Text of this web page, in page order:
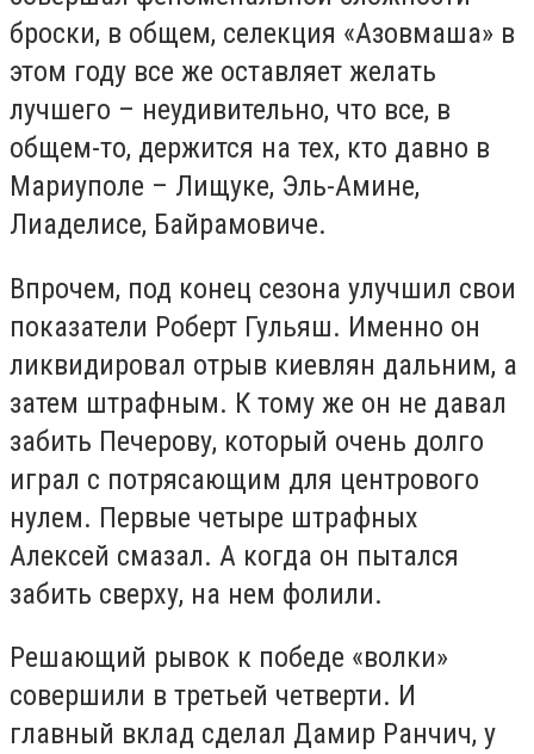
броски, в общем, селекция «Азовмаша» в
этом году все же оставляет желать
лучшего – неудивительно, что все, в
общем-то, держится на тех, кто давно в
Мариуполе – Лищуке, Эль-Амине,
Лиаделисе, Байрамовиче.
Впрочем, под конец сезона улучшил свои
показатели Роберт Гульяш. Именно он
ликвидировал отрыв киевлян дальним, а
затем штрафным. К тому же он не давал
забить Печерову, который очень долго
играл с потрясающим для центрового
нулем. Первые четыре штрафных
Алексей смазал. А когда он пытался
забить сверху, на нем фолили.
Решающий рывок к победе «волки»
совершили в третьей четверти. И
главный вклад сделал Дамир Ранчич, у